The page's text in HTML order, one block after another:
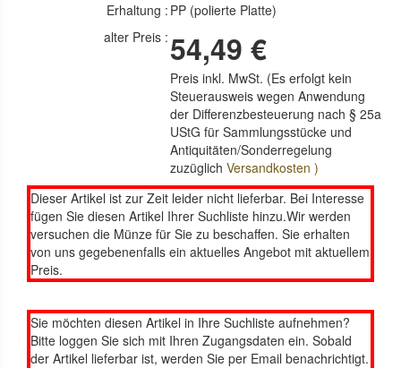
Erhaltung : PP (polierte Platte)
alter Preis : 54,49 €
Preis inkl. MwSt. (Es erfolgt kein
Steuerausweis wegen Anwendung
der Differenzbesteuerung nach § 25a
UStG für Sammlungsstücke und
Antiquitäten/Sonderregelung
zuzüglichVersandkosten )
Dieser Artikel ist zur Zeit leider nicht lieferbar. Bei Interesse
fügen Sie diesen Artikel Ihrer Suchliste hinzu.Wir werden
versuchen die Münze für Sie zu beschaffen. Sie erhalten
von uns gegebenenfalls ein aktuelles Angebot mit aktuellem
Preis.
Sie möchten diesen Artikel in Ihre Suchliste aufnehmen?
Bitte loggen Sie sich mit Ihren Zugangsdaten ein. Sobald
der Artikel lieferbar ist, werden Sie per Email benachrichtigt.